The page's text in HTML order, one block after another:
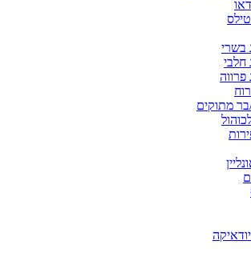
בשרי
חלבי
פרווה
בר מתוקים